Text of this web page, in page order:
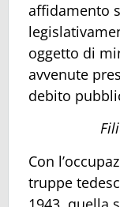
affidamento
oggetto di
avvenute
debito
Con
truppe